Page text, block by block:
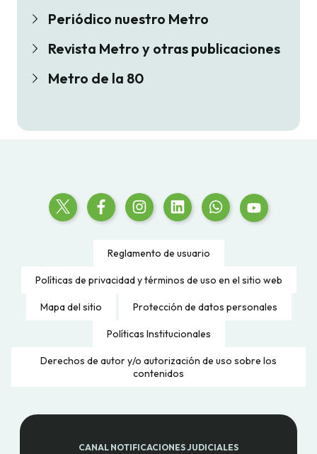
Periódico nuestro Metro
Revista Metro y otras publicaciones
Metro de la 80
Reglamento de usuario
Políticas de privacidad y términos de uso en el sitio web
Mapa del sitio Protección de datos personales
Políticas Institucionales
Derechos de autor y/o autorización de uso sobre los
contenidos
CANAL NOTIFICACIONES JUDICIALES